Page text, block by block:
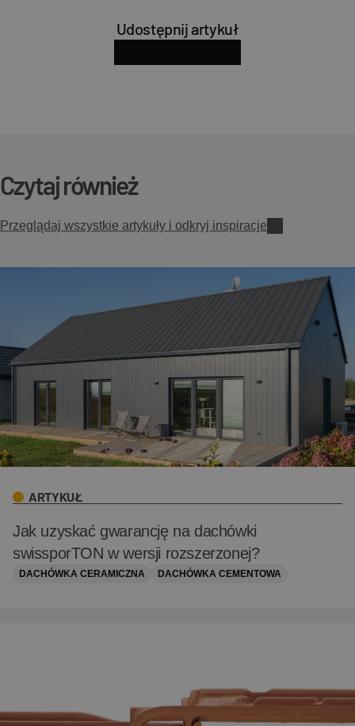
Udostępnij artykuł
Czytaj również
Przeglądaj wszystkie artykuły i odkryj inspiracje
ARTYKUŁ
Jak uzyskać gwarancję na dachówki
swissporTON w wersji rozszerzonej?
DACHÓWKA CERAMICZNA DACHÓWKA CEMENTOWA